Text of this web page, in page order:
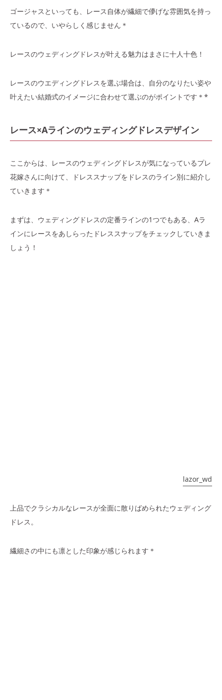
ゴージャスといっても、レース自体が繊細で儚げな雰囲気を持っ
ているので、いやらしく感じません＊
レースのウェディングドレスが叶える魅力はまさに十人十色！
レースのウエディングドレスを選ぶ場合は、自分のなりたい姿や
叶えたい結婚式のイメージに合わせて選ぶのがポイントです＊*
レース×Aラインのウェディングドレスデザイン
ここからは、レースのウェディングドレスが気になっているプレ
花嫁さんに向けて、ドレススナップをドレスのライン別に紹介し
ていきます＊
まずは、ウェディングドレスの定番ラインの1つでもある、Aラ
インにレースをあしらったドレススナップをチェックしていきま
しょう！
lazor_wd
上品でクラシカルなレースが全面に散りばめられたウェディング
ドレス。
繊細さの中にも凛とした印象が感じられます＊